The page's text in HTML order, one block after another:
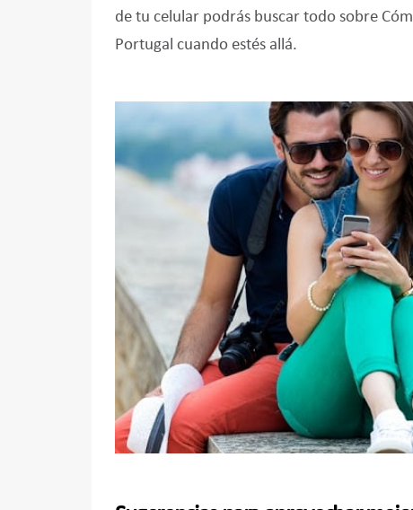
de tu celular podrás buscar todo sobre
Portugal cuando estés allá.